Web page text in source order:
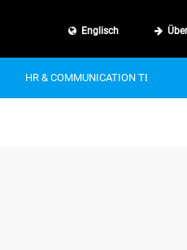
Englisch
HR & COMMUNICATION TECH